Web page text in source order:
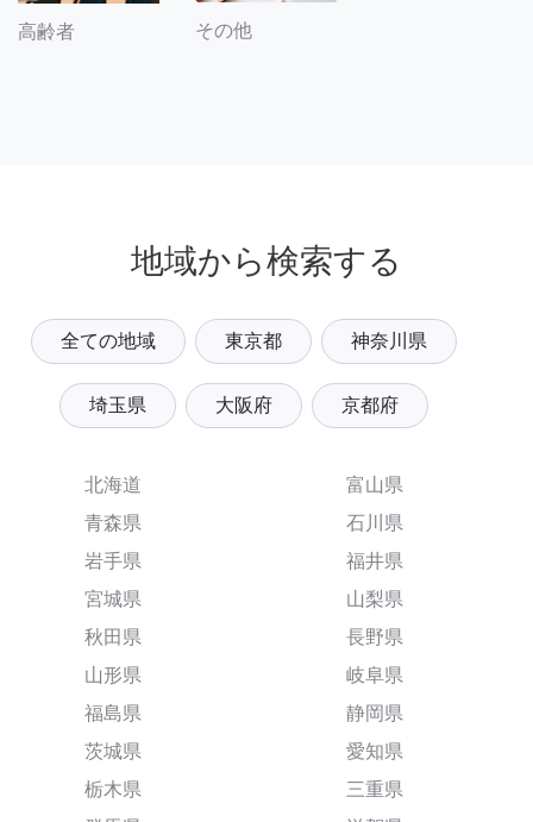
高齢者 その他
地域から検索する
全ての地域 東京都 神奈川県
埼玉県 大阪府 京都府
北海道
青森県
岩手県
宮城県
秋田県
山形県
福島県
茨城県
栃木県
富山県
石川県
福井県
山梨県
長野県
岐阜県
静岡県
愛知県
三重県